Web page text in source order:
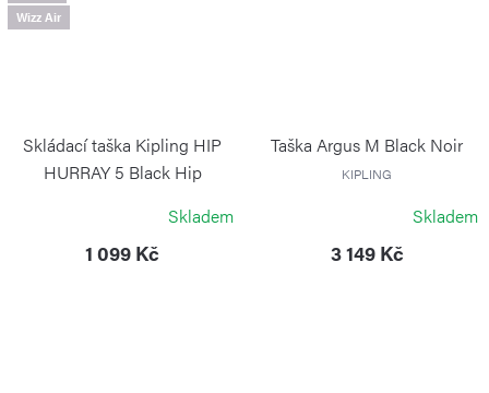
Wizz Air
Skládací taška Kipling HIP
HURRAY 5 Black Hip
Skladem
1 099 Kč
Taška Argus M Black Noir
KIPLING
Skladem
3 149 Kč